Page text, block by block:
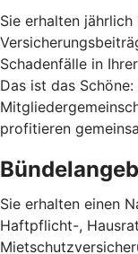
Sie erhalten
Schadenfälle in
Das ist das
profitieren
Sie erhalten einen
Haftpflicht-,